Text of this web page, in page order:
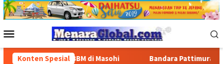
Loncat
ke
Mobile
Konten Spesial
BBM di Masohi Bandara Pattimura Kenalkan Dunia